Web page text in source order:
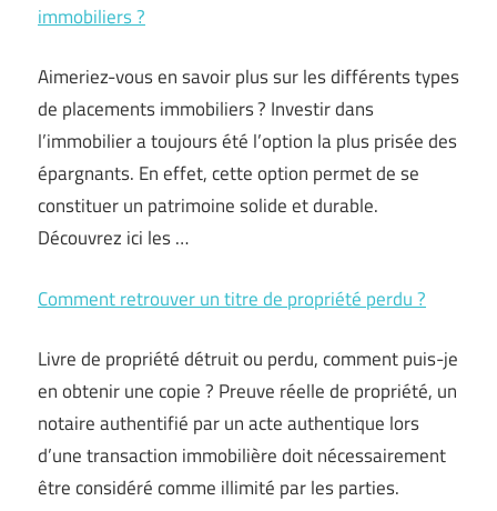
immobiliers ?
Aimeriez-vous en savoir plus sur les différents types
de placements immobiliers ? Investir dans
l’immobilier a toujours été l’option la plus prisée des
épargnants. En effet, cette option permet de se
constituer un patrimoine solide et durable.
Découvrez ici les …
Comment retrouver un titre de propriété perdu ?
Livre de propriété détruit ou perdu, comment puis-je
en obtenir une copie ? Preuve réelle de propriété, un
notaire authentifié par un acte authentique lors
d’une transaction immobilière doit nécessairement
être considéré comme illimité par les parties.